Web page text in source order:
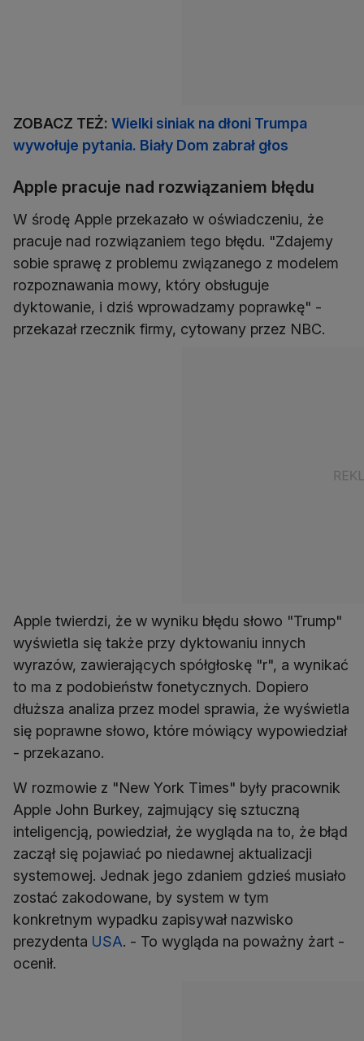
ZOBACZ TEŻ: Wielki siniak na dłoni Trumpa
wywołuje pytania. Biały Dom zabrał głos
Apple pracuje nad rozwiązaniem błędu
W środę Apple przekazało w oświadczeniu, że
pracuje nad rozwiązaniem tego błędu. "Zdajemy
sobie sprawę z problemu związanego z modelem
rozpoznawania mowy, który obsługuje
dyktowanie, i dziś wprowadzamy poprawkę" -
przekazał rzecznik firmy, cytowany przez NBC.
Apple twierdzi, że w wyniku błędu słowo "Trump"
wyświetla się także przy dyktowaniu innych
wyrazów, zawierających spółgłoskę "r", a wynikać
to ma z podobieństw fonetycznych. Dopiero
dłuższa analiza przez model sprawia, że wyświetla
się poprawne słowo, które mówiący wypowiedział
- przekazano.
W rozmowie z "New York Times" były pracownik
Apple John Burkey, zajmujący się sztuczną
inteligencją, powiedział, że wygląda na to, że błąd
zaczął się pojawiać po niedawnej aktualizacji
systemowej. Jednak jego zdaniem gdzieś musiało
zostać zakodowane, by system w tym
konkretnym wypadku zapisywał nazwisko
prezydenta USA. - To wygląda na poważny żart -
ocenił.